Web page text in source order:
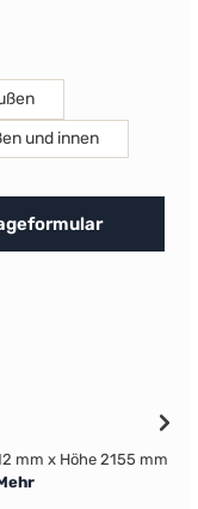
und innen
Gib den
mm x Höhe 2155 mm